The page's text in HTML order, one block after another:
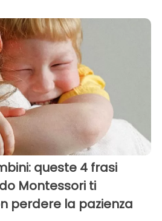
queste 4 frasi
Montessori ti
perdere la pazienza